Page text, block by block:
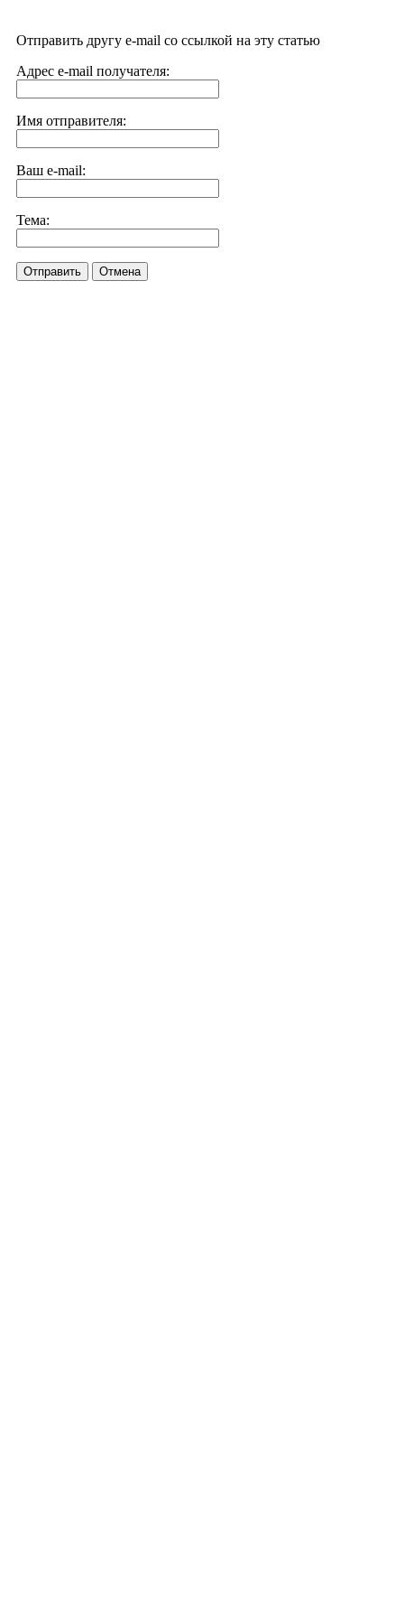
Отправить другу e-mail со ссылкой на эту статью
Адрес e-mail получателя:
Имя отправителя:
Ваш e-mail:
Тема:
Отправить Отмена